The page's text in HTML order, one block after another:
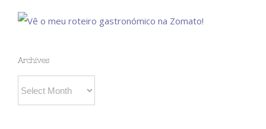
Archives